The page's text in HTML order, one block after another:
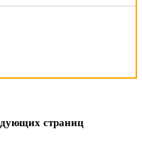
страниц